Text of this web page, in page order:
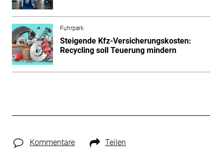
Fuhrpark
Steigende Kfz-Versicherungskosten:
Recycling soll Teuerung mindern
Kommentare Teilen